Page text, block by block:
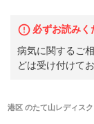
必ずお読みく
病気に関するご
どは受け付けて
港区のたて山レディス